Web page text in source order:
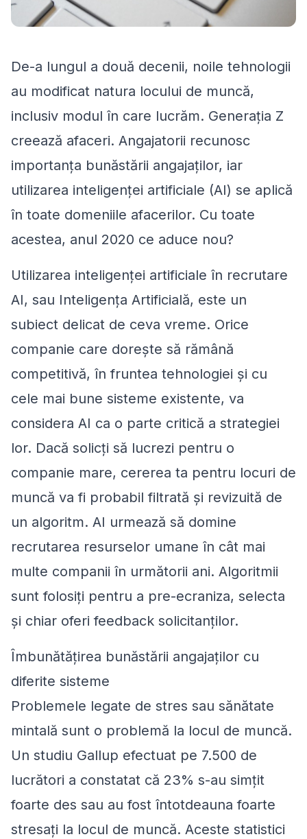
De-a lungul a două decenii, noile tehnologii
au modificat natura locului de muncă,
inclusiv modul în care lucrăm. Generația Z
creează afaceri. Angajatorii recunosc
importanța bunăstării angajaților, iar
utilizarea inteligenței artificiale (AI) se aplică
în toate domeniile afacerilor. Cu toate
acestea, anul 2020 ce aduce nou?
Utilizarea inteligenței artificiale în recrutare
AI, sau Inteligența Artificială, este un
subiect delicat de ceva vreme. Orice
companie care dorește să rămână
competitivă, în fruntea tehnologiei și cu
cele mai bune sisteme existente, va
considera AI ca o parte critică a strategiei
lor. Dacă solicți să lucrezi pentru o
companie mare, cererea ta pentru locuri de
muncă va fi probabil filtrată și revizuită de
un algoritm. AI urmează să domine
recrutarea resurselor umane în cât mai
multe companii în următorii ani. Algoritmii
sunt folosiți pentru a pre-ecraniza, selecta
și chiar oferi feedback solicitanților.
Îmbunătățirea bunăstării angajaților cu
diferite sisteme
Problemele legate de stres sau sănătate
mintală sunt o problemă la locul de muncă.
Un studiu Gallup efectuat pe 7.500 de
lucrători a constatat că 23% s-au simțit
foarte des sau au fost întotdeauna foarte
stresați la locul de muncă. Aceste statistici